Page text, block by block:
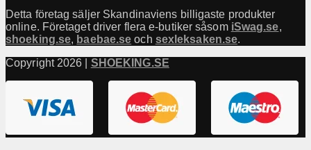
Detta företag säljer Skandinaviens billigaste produkter
online. Företaget driver flera e-butiker såsom iSwag.se,
shoeking.se, baebae.se och sexleksaken.se.
Copyright 2026 | SHOEKING.SE